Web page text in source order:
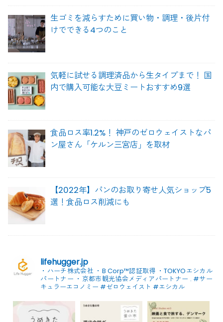
生ゴミを減らすために買い物・調理・後片付
けでできる4つのこと
気軽に試せる調理済品から生タイプまで！ 国
内で購入可能な大豆ミートおすすめ9選
食品ロス率1.2%！ 神戸のゼロウェイストなパ
ン屋さん「ケルン三宮店」を取材
【2022年】パンのお取り寄せ人気ショップ5
選！食品ロス削減にも
lifehugger.jp
・ハーチ株式会社 ・B Corp™認証取得 ・TOKYOエシカル
パートナー ・京都市観光協会メディアパートナー . #サー
キュラーエコノミー #ゼロウェイスト #エシカル